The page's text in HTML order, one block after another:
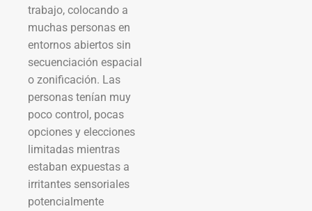
trabajo, colocando a
muchas personas en
entornos abiertos sin
secuenciación espacial
o zonificación. Las
personas tenían muy
poco control, pocas
opciones y elecciones
limitadas mientras
estaban expuestas a
irritantes sensoriales
potencialmente